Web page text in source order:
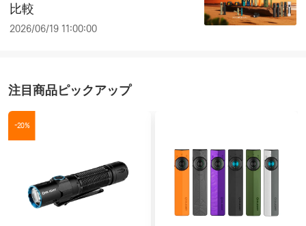
比較
2026/06/19 11:00:00
注目商品ピックアップ
-20%